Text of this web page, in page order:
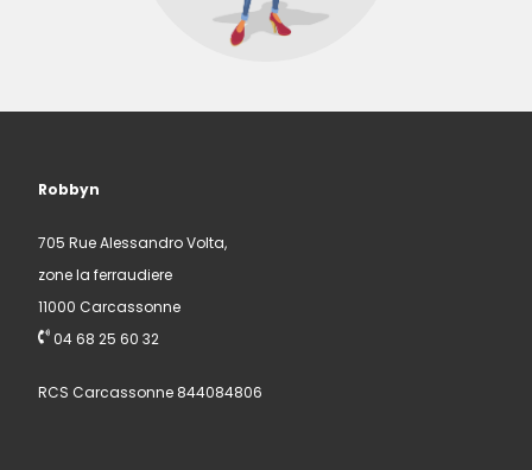
Robbyn
705 Rue Alessandro Volta,
zone la ferraudiere
11000 Carcassonne
04 68 25 60 32
RCS Carcassonne 844084806